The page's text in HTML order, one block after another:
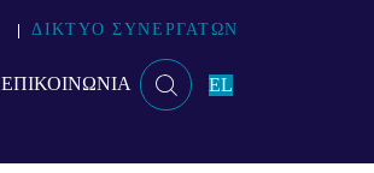
ΔΙΚΤΥΟ ΣΥΝΕΡΓΑΤΩΝ
ΕΠΙΚΟΙΝΩΝΙΑ EL